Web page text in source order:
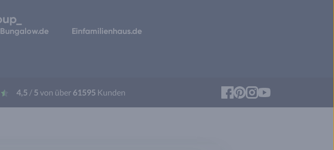
Bungalow.de Einfamilienhaus.de
4,5 / 5 von über 61595 Kunden Facebook
Pinterest
Instagram